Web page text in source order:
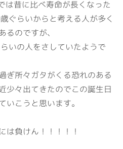
は昔に比べ寿命が長くなった
ぐらいからと考える人が多く
るのですが、
いの人をさしていたようで
ぎ所々ガタがくる恐れのある
少々出てきたのでこの誕生日
いこうと思います。
は負けん！！！！！